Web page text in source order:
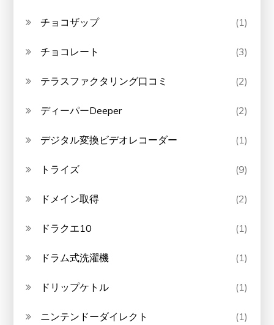
チョコザップ (1)
チョコレート (3)
テラスファクタリング口コミ (2)
ディーパーDeeper (2)
デジタル変換ビデオレコーダー (1)
トライズ (9)
ドメイン取得 (2)
ドラクエ10 (1)
ドラム式洗濯機 (1)
ドリップケトル (1)
ニンテンドーダイレクト (1)